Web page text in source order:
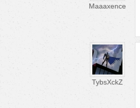
Maaaxence
TybsXckZ